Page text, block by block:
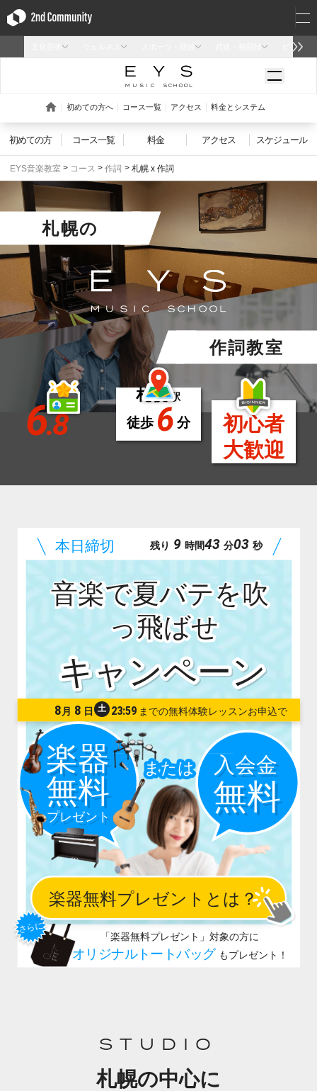
初めての方 コース一覧 料金 アクセス スケジュール
EYS音楽教室 コース 作詞 札幌 x 作詞
札幌の
作詞教室
6.8
札幌駅
徒歩 6 分
初心者
大歓迎
音楽で夏バテを吹
っ飛ばせ
8 月 8 日 土23:59
残り 9 時間43 分02 秒
STUDIO
札幌の中心に